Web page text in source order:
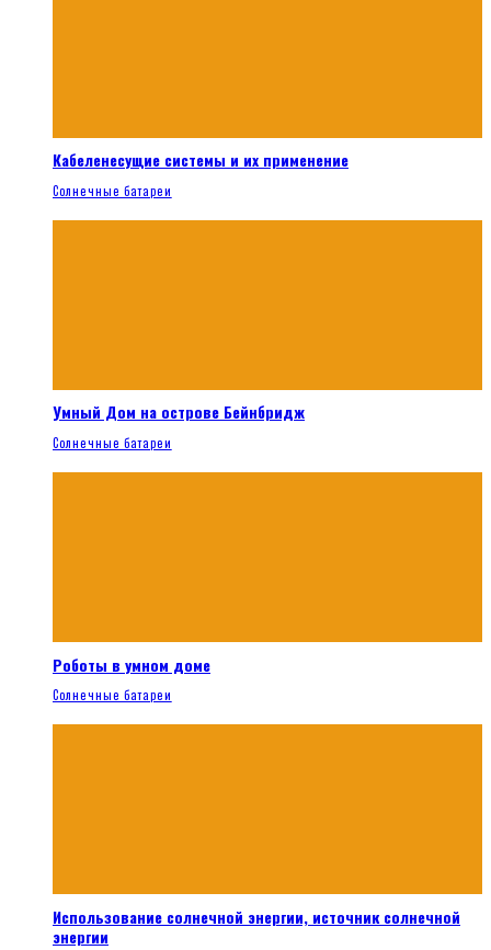
Кабеленесущие системы и их применение
Солнечные батареи
Умный Дом на острове Бейнбридж
Солнечные батареи
Роботы в умном доме
Солнечные батареи
Использование солнечной энергии, источник солнечной
энергии